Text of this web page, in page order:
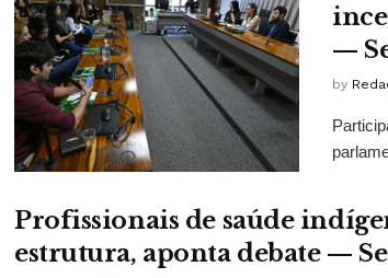
—
by
Profissionais de saúde
estrutura, aponta debate —